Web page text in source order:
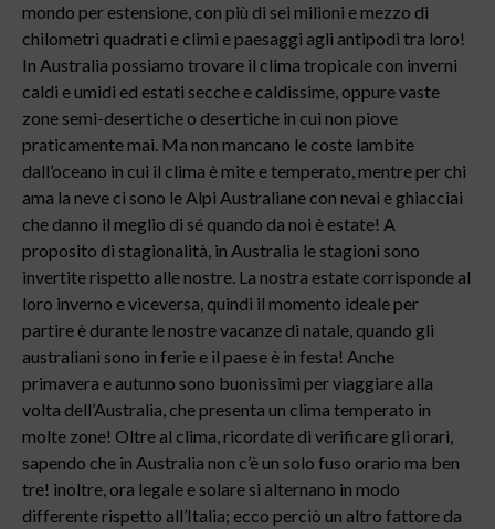
mondo per estensione, con più di sei milioni e mezzo di
chilometri quadrati e climi e paesaggi agli antipodi tra loro!
In Australia possiamo trovare il clima tropicale con inverni
caldi e umidi ed estati secche e caldissime, oppure vaste
zone semi-desertiche o desertiche in cui non piove
praticamente mai. Ma non mancano le coste lambite
dall’oceano in cui il clima è mite e temperato, mentre per chi
ama la neve ci sono le Alpi Australiane con nevai e ghiacciai
che danno il meglio di sé quando da noi è estate! A
proposito di stagionalità, in Australia le stagioni sono
invertite rispetto alle nostre. La nostra estate corrisponde al
loro inverno e viceversa, quindi il momento ideale per
partire è durante le nostre vacanze di natale, quando gli
australiani sono in ferie e il paese è in festa! Anche
primavera e autunno sono buonissimi per viaggiare alla
volta dell’Australia, che presenta un clima temperato in
molte zone! Oltre al clima, ricordate di verificare gli orari,
sapendo che in Australia non c’è un solo fuso orario ma ben
tre! inoltre, ora legale e solare si alternano in modo
differente rispetto all’Italia; ecco perciò un altro fattore da